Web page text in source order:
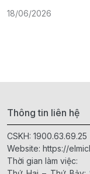
18/06/2026
Thông tin liên hệ
CSKH: 1900.63.69.25
Website: https://
Thời gian làm việc: